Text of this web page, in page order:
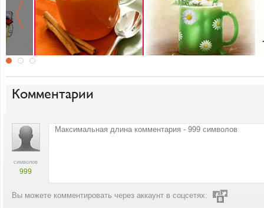
Комментарии
символов
999
Вы можете комментировать через аккаунт в соцсетях: